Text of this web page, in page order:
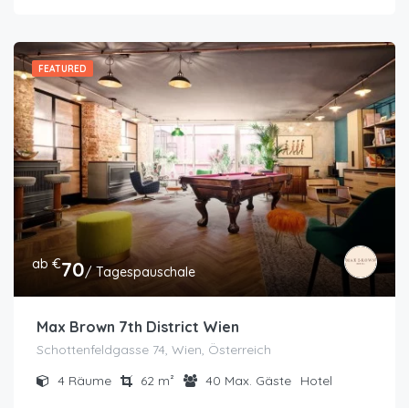
FEATURED
ab €70/ Tagespauschale
Max Brown 7th District Wien
Schottenfeldgasse 74, Wien, Österreich
4 Räume 62 m² 40 Max. Gäste Hotel